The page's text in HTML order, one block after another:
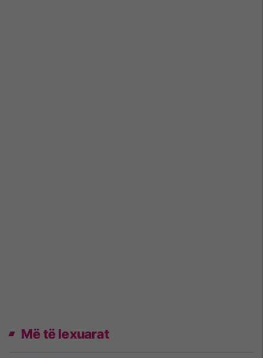
Më të lexuarat